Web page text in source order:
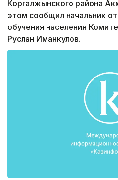
Коргалжынского района
этом сообщил начальник
обучения населения
Руслан Иманкулов.